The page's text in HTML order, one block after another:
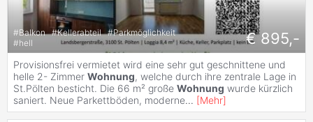
#Balkon #Kellerabteil #Parkmöglichkeit
#hell € 895,-
Provisionsfrei vermietet wird eine sehr gut geschnittene und
helle 2- Zimmer Wohnung, welche durch ihre zentrale Lage in
St.Pölten besticht. Die 66 m² große Wohnung wurde kürzlich
saniert. Neue Parkettböden, moderne... [Mehr]